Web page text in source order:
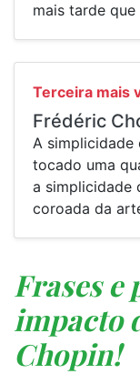
mais tarde
Terceira mais
Frédéric
A simplicidade
tocado uma
a simplicidade
coroada da
Frases e
impacto
Chopin!